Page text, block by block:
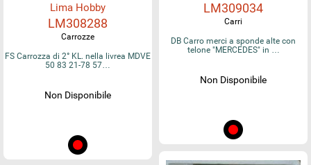
Lima Hobby
LM308288
Carrozze
FS Carrozza di 2° KL. nella livrea MDVE
50 83 21-78 57…
Non Disponibile
LM309034
Carri
DB Carro merci a sponde alte con
telone "MERCEDES" in …
Non Disponibile